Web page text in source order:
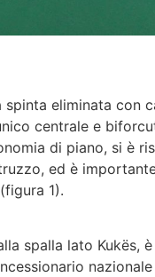
eliminata
centrale e
di piano, si è
ed è
1).
spalla lato Kukës,